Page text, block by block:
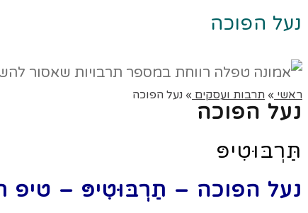
נעל הפוכה
ראשי » תרבות ועסקים » נעל הפוכה
נעל הפוכה
תַּרְבּוּטִיפּ
נעל הפוכה – תַרְבּוּטִיפּ – טיפ